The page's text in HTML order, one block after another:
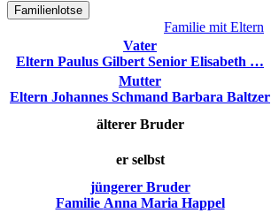
Familienlotse
Familie mit Eltern
Vater
Eltern Paulus Gilbert Senior Elisabeth …
Mutter
Eltern Johannes Schmand Barbara Baltzer
älterer Bruder
er selbst
jüngerer Bruder
Familie Anna Maria Happel